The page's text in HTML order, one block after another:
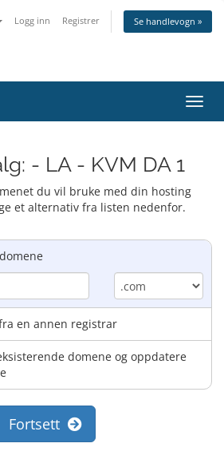
Logg inn Registrer Se handlevogn »
Bytt
- LA - KVM DA 1
du vil bruke med din hosting
et alternativ fra listen nedenfor.
en annen registrar
domene og oppdatere
Fortsett